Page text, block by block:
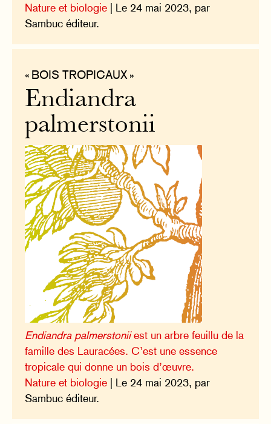
Nature et biologie | Le 24 mai 2023, par
Sambuc éditeur.
« BOIS TROPICAUX »
Endiandra
palmerstonii
Endiandra palmerstoniiest un arbre feuillu de la
famille des Lauracées. C’est une essence
tropicale qui donne un bois d’œuvre.
Nature et biologie | Le 24 mai 2023, par
Sambuc éditeur.